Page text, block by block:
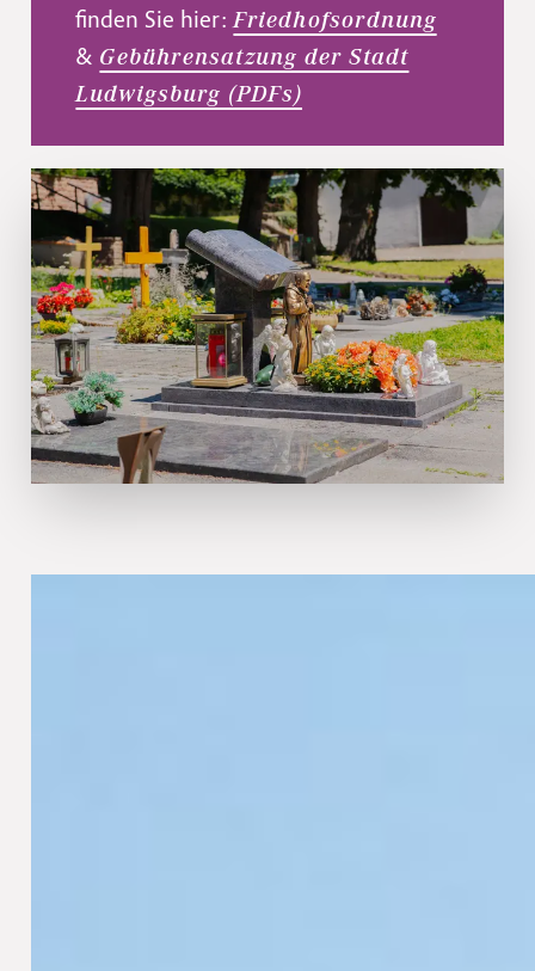
finden Sie hier: Friedhofsordnung
& Gebührensatzung der Stadt
Ludwigsburg (PDFs)